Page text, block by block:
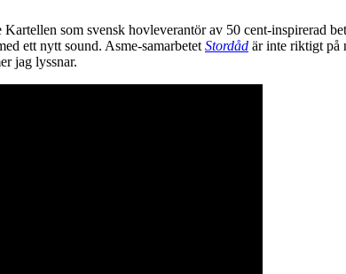
som svensk hovleverantör av 50 cent-inspirerad
ett nytt sound. Asme-samarbetetStordåd är inte riktigt på
jag lyssnar.